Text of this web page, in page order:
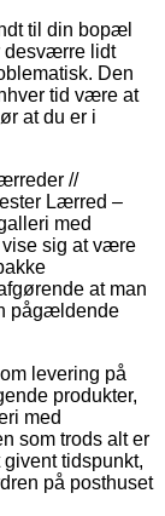
til din bopæl
desværre lidt
Den
tid være at
at du er i
//
Lærred –
med
sig at være
at man
pågældende
levering på
produkter,
med
som trods alt er
tidspunkt,
på posthuset